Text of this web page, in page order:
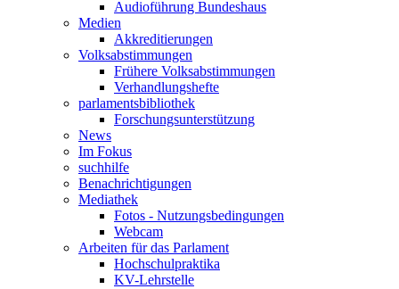
Audioführung Bundeshaus
Medien
Akkreditierungen
Volksabstimmungen
Frühere Volksabstimmungen
Verhandlungshefte
parlamentsbibliothek
Forschungsunterstützung
News
Im Fokus
suchhilfe
Benachrichtigungen
Mediathek
Fotos - Nutzungsbedingungen
Webcam
Arbeiten für das Parlament
Hochschulpraktika
KV-Lehrstelle